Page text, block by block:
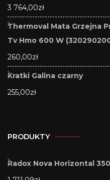
3 764,00zł
Thermoval Mata Grzejna
Tv Hmo 600 W
260,00zł
Kratki Galina czarny
255,00zł
PRODUKTY
Radox Nova Horizontal